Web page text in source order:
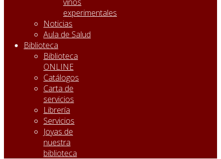
experimentales
Noticias
Aula de Salud
Biblioteca
Biblioteca
ONLINE
Catálogos
Carta de
servicios
Librería
Servicios
Joyas de
nuestra
biblioteca